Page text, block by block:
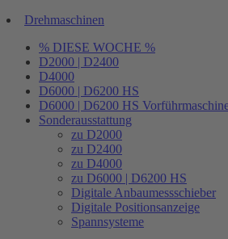
Drehmaschinen
% DIESE WOCHE %
D2000 | D2400
D4000
D6000 | D6200 HS
D6000 | D6200 HS
Sonderausstattung
zu D2000
zu D2400
zu D4000
zu D6000 | D6200 HS
Digitale Anbaumessschieber
Digitale Positionsanzeige
Spannsysteme